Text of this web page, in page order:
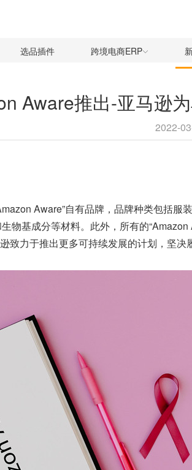
选品插件 跨境电商ERP
Aware推出-亚马逊
2022-
Aware”自有品牌，品牌种类包括服
物基成分等材料。此外，所有的
力于推出更多可持续发展的计划，坚决